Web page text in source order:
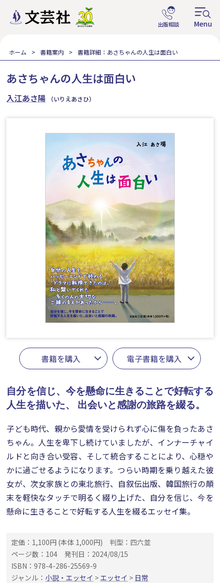
ホーム 書籍案内 書籍詳細：あさちゃんの人生は面白い
あさちゃんの人生は面白い
入江あさ陽 （いりえあさひ）
書籍を購入 電子書籍を購入
自分を信じ、今を懸命に生きることで好転する
人生を描いた、
出会いと感謝の旅路を綴る。
子ども時代、親から愛情を受けられず心に傷を負ったあさ
ちゃん。人生を卑下し続けていましたが、インナーチャイ
ルドと向き合い受容、そして統合することにより、心穏や
かに過ごせるようになります。つらい時期を乗り越えた彼
女が、次女家族との東北旅行、自叙伝出版、韓国旅行の顛
末を軽快なタッチで明るく綴り上げた、自分を信じ、今を
懸命に生きることで好転する人生を綴るエッセイ集。
定価：1,100円 (本体 1,000円)
判型：四六並
ページ数：104
発刊日：2024/08/15
ISBN：978-4-286-25569-9
ジャンル： 小説・エッセイ >エッセイ > 日常